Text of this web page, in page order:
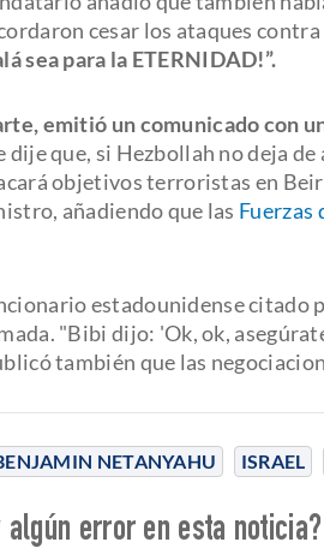
NETANYAHU ISRAEL
cesar los ataques
sea para la ETERNIDAD!”.
emitió un comunicado con
que, si Hezbollah no deja
objetivos terroristas en
añadiendo que las Fuerzas
estadounidense
"Bibi dijo: 'Ok, ok,
también que las
error en esta noticia?